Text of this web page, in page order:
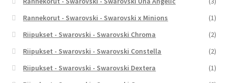
Rannekorut - Swarovski - Swarovski x Minions
(1)
Riipukset - Swarovski - Swarovski Chroma
(2)
Riipukset - Swarovski - Swarovski Constella
(2)
Riipukset - Swarovski - Swarovski Dextera
(1)